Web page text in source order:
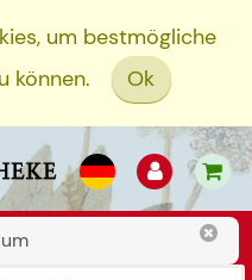
um bestmögliche
können.
Ok